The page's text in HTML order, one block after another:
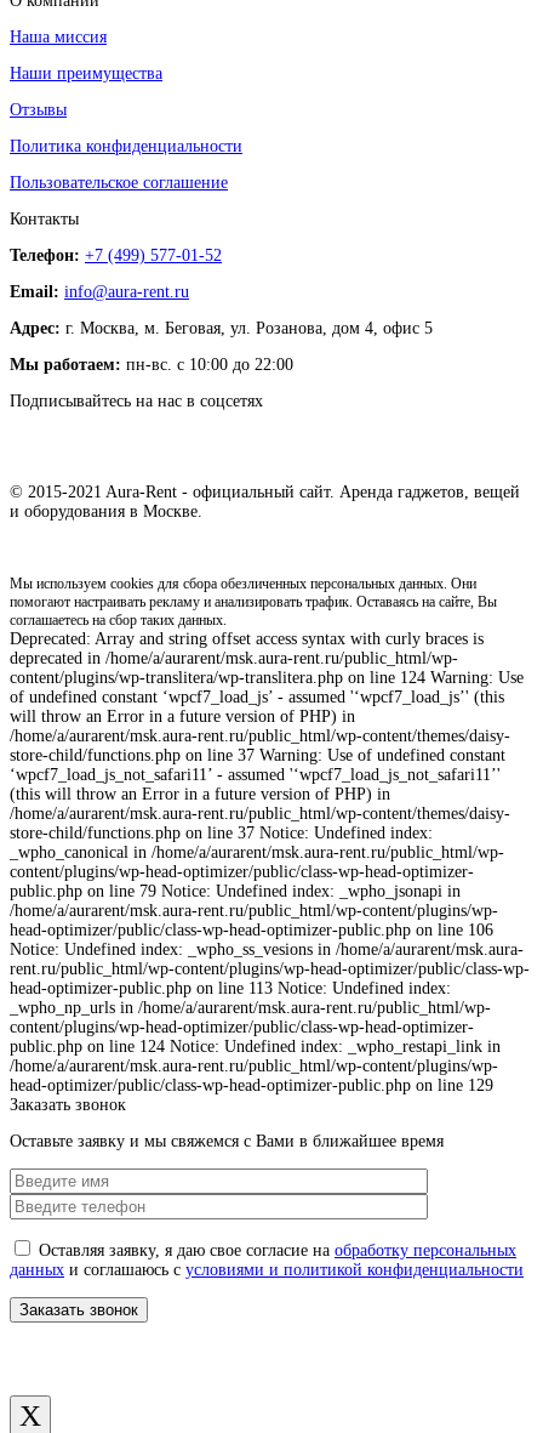
Наша миссия
Наши преимущества
Отзывы
Политика конфиденциальности
Пользовательское соглашение
Контакты
Телефон: +7 (499) 577-01-52
Email: info@aura-rent.ru
Адрес: г. Москва, м. Беговая, ул. Розанова, дом 4, офис 5
Мы работаем: пн-вс. с 10:00 до 22:00
Подписывайтесь на нас в соцсетях
© 2015-2021 Aura-Rent - официальный сайт. Аренда гаджетов, вещей
и оборудования в Москве.
Мы используем cookies для сбора обезличенных персональных данных. Они
помогают настраивать рекламу и анализировать трафик. Оставаясь на сайте, Вы
соглашаетесь на сбор таких данных.
Deprecated: Array and string offset access syntax with curly braces is
deprecated in /home/a/aurarent/msk.aura-rent.ru/public_html/wp-
content/plugins/wp-translitera/wp-translitera.php on line 124 Warning: Use
of undefined constant ‘wpcf7_load_js’ - assumed '‘wpcf7_load_js’' (this
will throw an Error in a future version of PHP) in
/home/a/aurarent/msk.aura-rent.ru/public_html/wp-content/themes/daisy-
store-child/functions.php on line 37 Warning: Use of undefined constant
‘wpcf7_load_js_not_safari11’ - assumed '‘wpcf7_load_js_not_safari11’'
(this will throw an Error in a future version of PHP) in
/home/a/aurarent/msk.aura-rent.ru/public_html/wp-content/themes/daisy-
store-child/functions.php on line 37 Notice: Undefined index:
_wpho_canonical in /home/a/aurarent/msk.aura-rent.ru/public_html/wp-
content/plugins/wp-head-optimizer/public/class-wp-head-optimizer-
public.php on line 79 Notice: Undefined index: _wpho_jsonapi in
/home/a/aurarent/msk.aura-rent.ru/public_html/wp-content/plugins/wp-
head-optimizer/public/class-wp-head-optimizer-public.php on line 106
Notice: Undefined index: _wpho_ss_vesions in /home/a/aurarent/msk.aura-
rent.ru/public_html/wp-content/plugins/wp-head-optimizer/public/class-wp-
head-optimizer-public.php on line 113 Notice: Undefined index:
_wpho_np_urls in /home/a/aurarent/msk.aura-rent.ru/public_html/wp-
content/plugins/wp-head-optimizer/public/class-wp-head-optimizer-
public.php on line 124 Notice: Undefined index: _wpho_restapi_link in
/home/a/aurarent/msk.aura-rent.ru/public_html/wp-content/plugins/wp-
head-optimizer/public/class-wp-head-optimizer-public.php on line 129
Заказать звонок
Оставьте заявку и мы свяжемся с Вами в ближайшее время
Оставляя заявку, я даю свое согласие на обработку персональных
данных и соглашаюсь с условиями и политикой конфиденциальности
X